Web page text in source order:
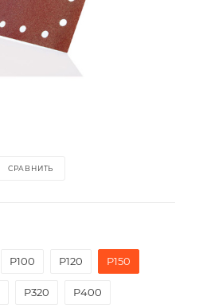
СРАВНИТЬ
P100 P120 P150
P320 P400